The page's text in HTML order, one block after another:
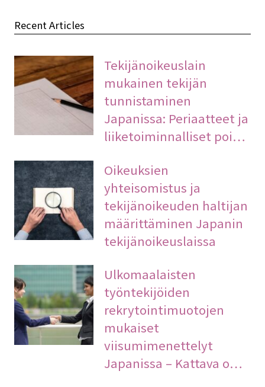
Recent Articles
Tekijänoikeuslain
mukainen tekijän
tunnistaminen
Japanissa: Periaatteet ja
liiketoiminnalliset poi…
Oikeuksien
yhteisomistus ja
tekijänoikeuden haltijan
määrittäminen Japanin
tekijänoikeuslaissa
Ulkomaalaisten
työntekijöiden
rekrytointimuotojen
mukaiset
viisumimenettelyt
Japanissa – Kattava o…